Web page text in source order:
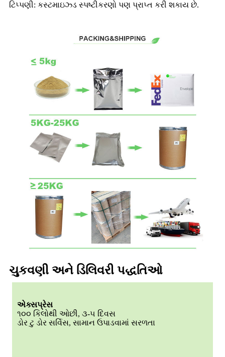
ટિપ્પણી: કસ્ટમાઇઝ્ડ સ્પષ્ટીકરણો પણ પ્રાપ્ત કરી શકાય છે.
ચુકવણી અને ડિલિવરી પદ્ધતિઓ
એક્સપ્રેસ
૧૦૦ કિલોથી ઓછી, ૩-૫ દિવસ
ડોર ટુ ડોર સર્વિસ, સામાન ઉપાડવામાં સરળતા